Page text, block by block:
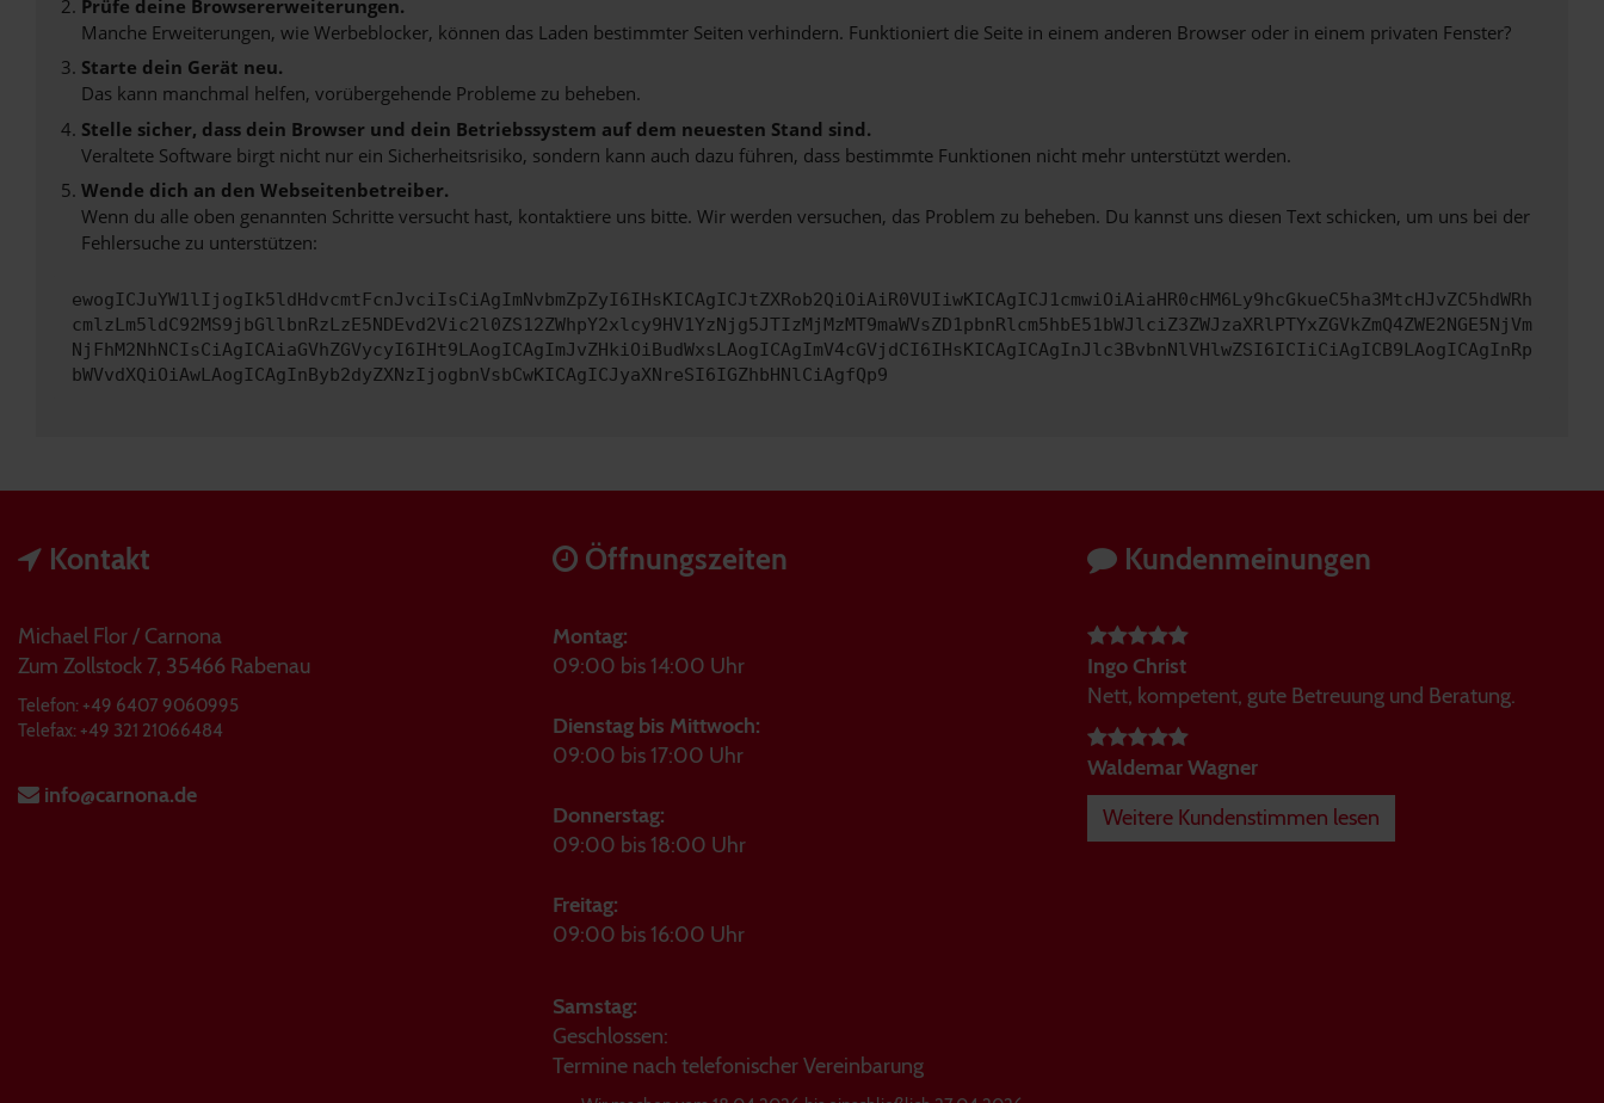
Prüfe deine Browsererweiterungen.
Manche Erweiterungen, wie Werbeblocker, können das Laden bestimmter Seiten verhindern. Funktioniert die Seite in einem anderen Browser oder in einem privaten Fenster?
Starte dein Gerät neu.
Das kann manchmal helfen, vorübergehende Probleme zu beheben.
Stelle sicher, dass dein Browser und dein Betriebssystem auf dem neuesten Stand sind.
Veraltete Software birgt nicht nur ein Sicherheitsrisiko, sondern kann auch dazu führen, dass bestimmte Funktionen nicht mehr unterstützt werden.
Wende dich an den Webseitenbetreiber.
Wenn du alle oben genannten Schritte versucht hast, kontaktiere uns bitte. Wir werden versuchen, das Problem zu beheben. Du kannst uns diesen Text schicken, um uns bei der
Fehlersuche zu unterstützen:
ewogICJuYW1lIjogIk5ldHdvcmtFcnJvciIsCiAgImNvbmZpZyI6IHsKICAgICJtZXRob2QiOiAiR0VUIiwKICAgICJ1cmwiOiAiaHR0cHM6Ly9hcGkueC5ha3MtcHJvZC5hdWRh
cmlzLm5ldC92MS9jbGllbnRzLzE5NDEvd2Vic2l0ZS12ZWhpY2xlcy9HV1YzNjg5JTIzMjMzMT9maWVsZD1pbnRlcm5hbE51bWJlciZ3ZWJzaXRlPTYxZGVkZmQ4ZWE2NGE5NjVm
NjFhM2NhNCIsCiAgICAiaGVhZGVycyI6IHt9LAogICAgImJvZHkiOiBudWxsLAogICAgImV4cGVjdCI6IHsKICAgICAgInJlc3BvbnNlVHlwZSI6ICIiCiAgICB9LAogICAgInRp
bWVvdXQiOiAwLAogICAgInByb2dyZXNzIjogbnVsbCwKICAgICJyaXNreSI6IGZhbHNlCiAgfQp9
Kontakt
Michael Flor / Carnona
Zum Zollstock 7, 35466 Rabenau
Telefon: +49 6407 9060995
Telefax: +49 321 21066484
info@carnona.de
Öffnungszeiten
Montag:
09:00 bis 14:00 Uhr
Dienstag bis Mittwoch:
09:00 bis 17:00 Uhr
Donnerstag:
09:00 bis 18:00 Uhr
Freitag:
09:00 bis 16:00 Uhr
Samstag:
Geschlossen:
Termine nach telefonischer Vereinbarung
Kundenmeinungen
Ingo Christ
Nett, kompetent, gute Betreuung und Beratung.
Waldemar Wagner
Weitere Kundenstimmen lesen